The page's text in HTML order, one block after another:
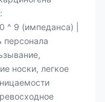
^ 9 (импеданса) |
персонала
носки, легкое